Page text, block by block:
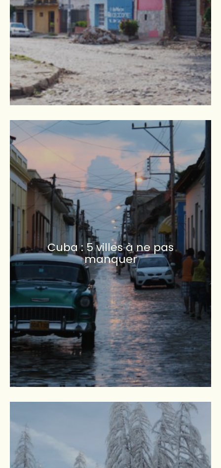
Cuba : 5 villes à ne pas
manquer